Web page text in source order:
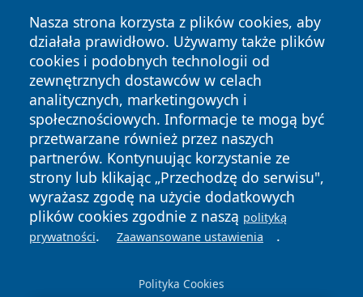
Nasza strona korzysta z plików cookies, aby
działała prawidłowo. Używamy także plików
cookies i podobnych technologii od
zewnętrznych dostawców w celach
analitycznych, marketingowych i
społecznościowych. Informacje te mogą być
przetwarzane również przez naszych
partnerów. Kontynuując korzystanie ze
strony lub klikając „Przechodzę do serwisu",
wyrażasz zgodę na użycie dodatkowych
plików cookies zgodnie z naszą polityką
prywatności. Zaawansowane ustawienia .
Polityka Cookies
Copyright © 2026 wrotazabrza.pl Wszystkie prawa
zastrzeżone.
News Autorzy
Polityka
Prywatności
Polityka
Cookies